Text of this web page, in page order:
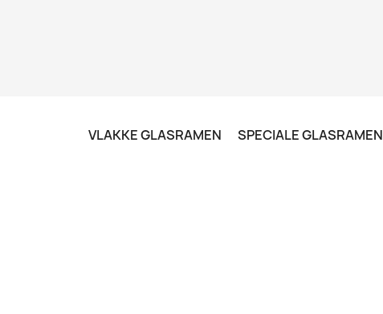
VLAKKE GLASRAMEN SPECIALE GLASRAMEN